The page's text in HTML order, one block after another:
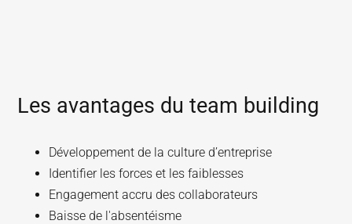
Les avantages du team building
Développement de la culture d’entreprise
Identifier les forces et les faiblesses
Engagement accru des collaborateurs
Baisse de l'absentéisme